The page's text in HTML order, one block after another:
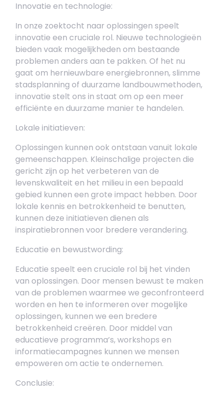
Innovatie en technologie:
In onze zoektocht naar oplossingen speelt
innovatie een cruciale rol. Nieuwe technologieën
bieden vaak mogelijkheden om bestaande
problemen anders aan te pakken. Of het nu
gaat om hernieuwbare energiebronnen, slimme
stadsplanning of duurzame landbouwmethoden,
innovatie stelt ons in staat om op een meer
efficiënte en duurzame manier te handelen.
Lokale initiatieven:
Oplossingen kunnen ook ontstaan vanuit lokale
gemeenschappen. Kleinschalige projecten die
gericht zijn op het verbeteren van de
levenskwaliteit en het milieu in een bepaald
gebied kunnen een grote impact hebben. Door
lokale kennis en betrokkenheid te benutten,
kunnen deze initiatieven dienen als
inspiratiebronnen voor bredere verandering.
Educatie en bewustwording:
Educatie speelt een cruciale rol bij het vinden
van oplossingen. Door mensen bewust te maken
van de problemen waarmee we geconfronteerd
worden en hen te informeren over mogelijke
oplossingen, kunnen we een bredere
betrokkenheid creëren. Door middel van
educatieve programma’s, workshops en
informatiecampagnes kunnen we mensen
empoweren om actie te ondernemen.
Conclusie: